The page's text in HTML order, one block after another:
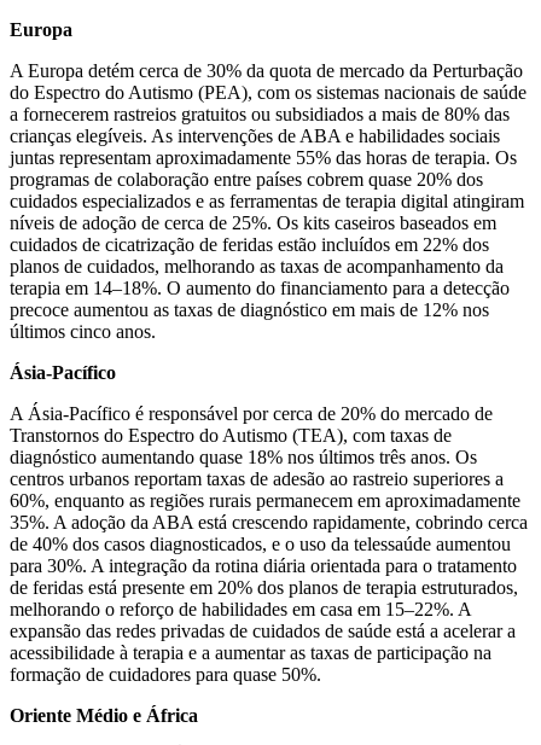
Europa
A Europa detém cerca de 30% da quota de mercado da Perturbação
do Espectro do Autismo (PEA), com os sistemas nacionais de saúde
a fornecerem rastreios gratuitos ou subsidiados a mais de 80% das
crianças elegíveis. As intervenções de ABA e habilidades sociais
juntas representam aproximadamente 55% das horas de terapia. Os
programas de colaboração entre países cobrem quase 20% dos
cuidados especializados e as ferramentas de terapia digital atingiram
níveis de adoção de cerca de 25%. Os kits caseiros baseados em
cuidados de cicatrização de feridas estão incluídos em 22% dos
planos de cuidados, melhorando as taxas de acompanhamento da
terapia em 14–18%. O aumento do financiamento para a detecção
precoce aumentou as taxas de diagnóstico em mais de 12% nos
últimos cinco anos.
Ásia-Pacífico
A Ásia-Pacífico é responsável por cerca de 20% do mercado de
Transtornos do Espectro do Autismo (TEA), com taxas de
diagnóstico aumentando quase 18% nos últimos três anos. Os
centros urbanos reportam taxas de adesão ao rastreio superiores a
60%, enquanto as regiões rurais permanecem em aproximadamente
35%. A adoção da ABA está crescendo rapidamente, cobrindo cerca
de 40% dos casos diagnosticados, e o uso da telessaúde aumentou
para 30%. A integração da rotina diária orientada para o tratamento
de feridas está presente em 20% dos planos de terapia estruturados,
melhorando o reforço de habilidades em casa em 15–22%. A
expansão das redes privadas de cuidados de saúde está a acelerar a
acessibilidade à terapia e a aumentar as taxas de participação na
formação de cuidadores para quase 50%.
Oriente Médio e África